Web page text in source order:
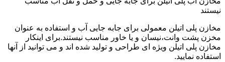
نیستند
مخازن پلی اتیلن معمولی برای جابه جایی آب و استفاده به عنوان
مخزن پشت وانت،نیسان و یا خاور مناسب نیستند.برای اینکار
مخازن پلی اتیلن ویژه ای طراحی و تولید شده اند و می توانید از آنها
استفاده نمایید.